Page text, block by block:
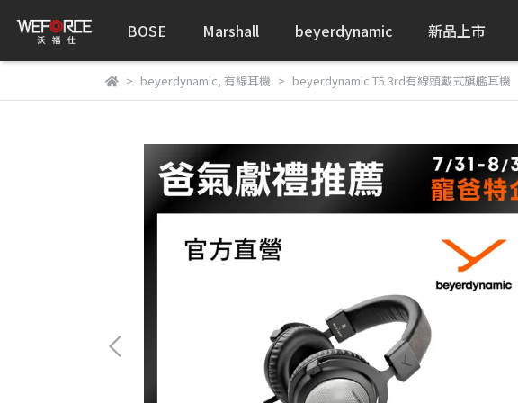
BOSE Marshall beyerdynamic 新品上市
beyerdynamic, 有線耳機 beyerdynamic T5 3rd有線頭戴式旗艦耳機